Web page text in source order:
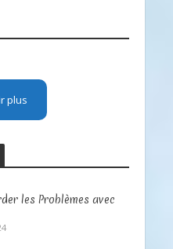
plus
les Problèmes avec